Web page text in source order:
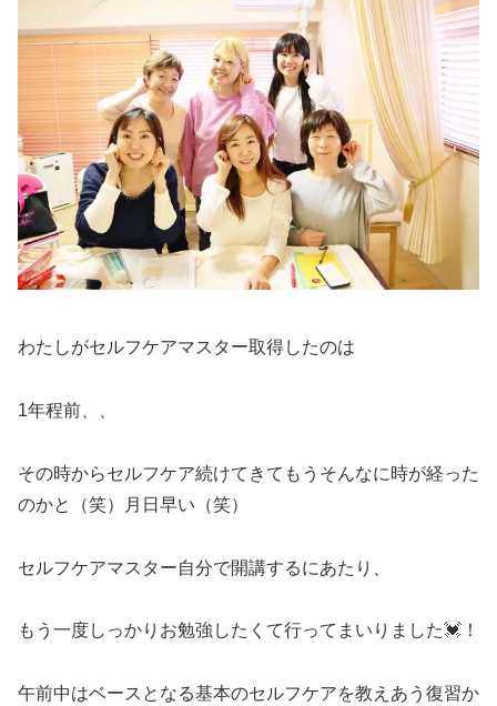
わたしがセルフケアマスター取得したのは
1年程前、、
その時からセルフケア続けてきてもうそんなに時が経った
のかと（笑）月日早い（笑）
セルフケアマスター自分で開講するにあたり、
もう一度しっかりお勉強したくて行ってまいりました💓！
午前中はベースとなる基本のセルフケアを教えあう復習か